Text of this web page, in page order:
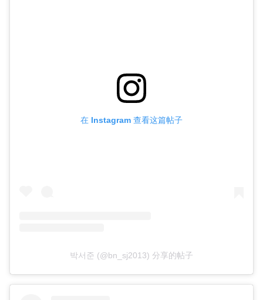
在 Instagram 查看这篇帖子
박서준 (@bn_sj2013) 分享的帖子